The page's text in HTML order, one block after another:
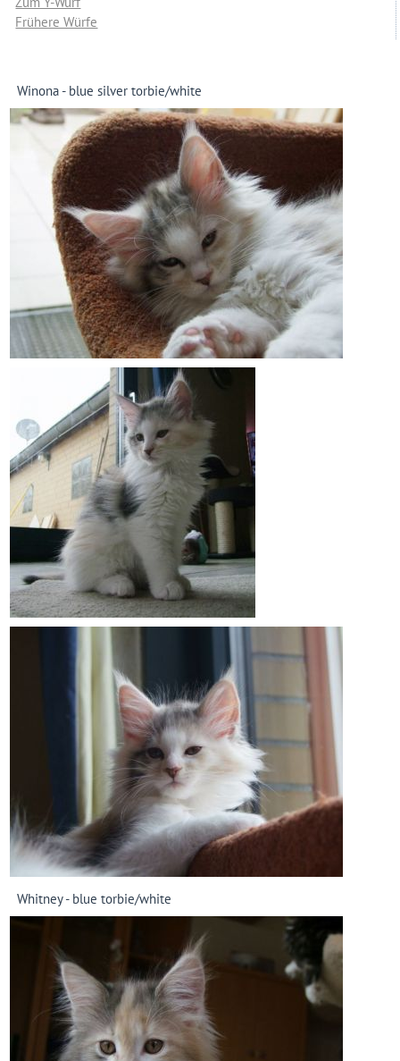
Frühere Würfe
Winona - blue silver torbie/white
Whitney - blue torbie/white